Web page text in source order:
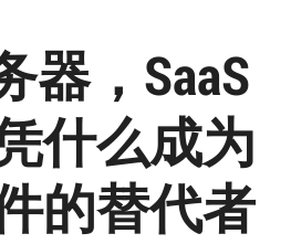
器，SaaS
什么成为
的替代者